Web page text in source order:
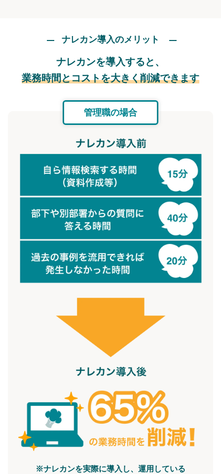
ナレカン導入のメリット
ナレカンを導入すると、
業務時間とコストを大きく削減できます
管理職の場合
※ナレカンを実際に導入し、運用している